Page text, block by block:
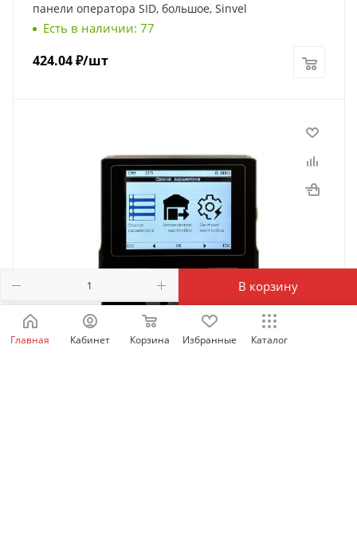
В корзину
панели оператора SID, большое, Sinvel
Есть в наличии: 77
424.04₽/шт
Главная Кабинет Корзина Избранные Каталог